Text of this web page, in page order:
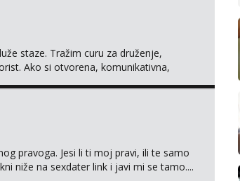
staze. Tražim curu za druženje,
Ako si otvorena, komunikativna,
pravoga. Jesi li ti moj pravi, ili te samo
niže na sexdater link i javi mi se tamo....